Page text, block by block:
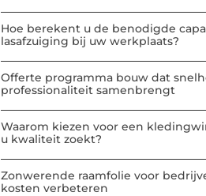
Hoe berekent u de benodigde
lasafzuiging bij uw werkplaats?
Offerte programma bouw dat
professionaliteit samenbrengt
Waarom kiezen voor een
u kwaliteit zoekt?
Zonwerende raamfolie voor
kosten verbeteren